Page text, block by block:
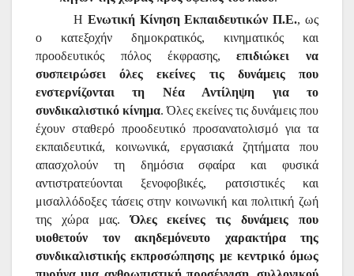
Η Ενωτική Κίνηση Εκπαιδευτικών Π.Ε., ως
ο κατεξοχήν δημοκρατικός, κινηματικός και
προοδευτικός πόλος έκφρασης,επιδιώκει να
συσπειρώσει όλες εκείνες τις δυνάμεις που
ενστερνίζονται τη Νέα Αντίληψη για το
συνδικαλιστικό κίνημα. Όλες εκείνες τις δυνάμεις που
έχουν σταθερό προοδευτικό προσανατολισμό για τα
εκπαιδευτικά, κοινωνικά, εργασιακά ζητήματα που
απασχολούν τη δημόσια σφαίρα και φυσικά
αντιστρατεύονται ξενοφοβικές, ρατσιστικές και
μισαλλόδοξες τάσεις στην κοινωνική και πολιτική ζωή
της χώρα μας.Όλες εκείνες τις δυνάμεις που
υιοθετούν τον ακηδεμόνευτο χαρακτήρα της
συνδικαλιστικής εκπροσώπησης με κεντρικό όμως